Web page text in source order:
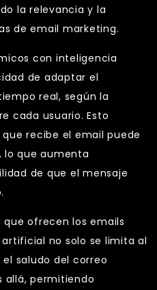
la relevancia y la
de email marketing.
con inteligencia
de adaptar el
real, según la
cada usuario. Esto
recibe el email puede
lo que aumenta
de que el mensaje
ofrecen los emails
no solo se limita al
saludo del correo
allá, permitiendo